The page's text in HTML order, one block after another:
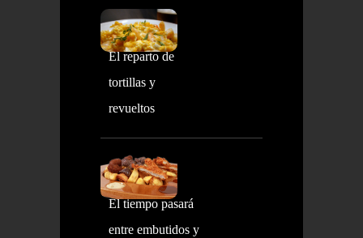
El reparto de
tortillas y
revueltos
El tiempo pasará
entre embutidos y